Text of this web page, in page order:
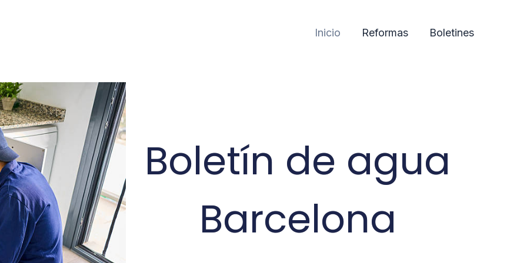
Inicio Reformas Boletines
Boletín de agua
Barcelona